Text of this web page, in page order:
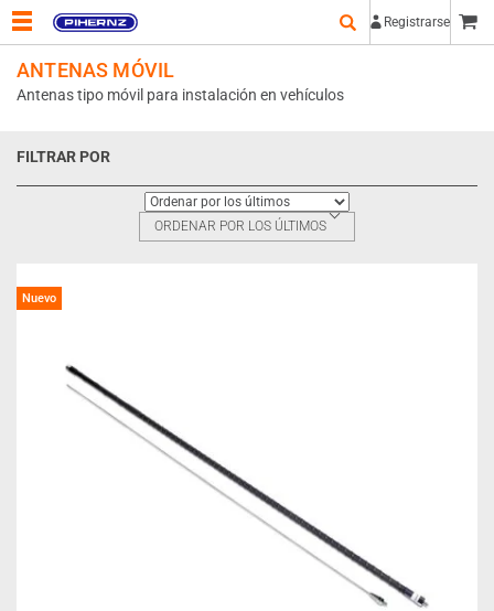
Registrarse
ANTENAS MÓVIL
Antenas tipo móvil para instalación en vehículos
FILTRAR POR
ORDENAR POR LOS ÚLTIMOS
Nuevo